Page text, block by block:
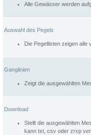
Alle Gewässer werden
Auswahl des Pegels
Die Pegellisten zeigen alle
Ganglinien
Zeigt die ausgewählten
Download
Stellt die ausgewählten
kann txt, csv oder zrxp